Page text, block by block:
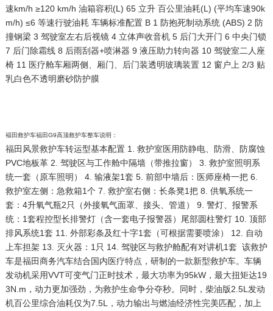
速km/h ≥120 km/h 油箱容积(L) 65 立升 百公里油耗(L) (平均车速90k
m/h) ≤6 等速行驶油耗 车辆标准配置 B 1 防抱死制动系统 (ABS) 2 防
撞钢梁 3 驾驶室左右后视镜 4 立体声收音机 5 后门大开门 6 中央门锁
7 后门除霜线 8 后雨刮器+喷淋器 9 液压助力转向器 10 驾驶室二人座
椅 11 医疗舱车厢两侧、厢门、后门装透明玻璃装置 12 窗户上 2/3 贴
乳白色不透明磨砂防护膜
褔田救护车福田G9高顶救护车整车说明：
福田风景救护车转运型基本配置 1. 救护室医用防静电、防滑、防腐蚀
PVC地板革 2. 驾驶区与工作舱中隔墙（带推拉窗） 3. 救护室照明系
统一套（原车照明） 4. 输液架1套 5. 前部中墙后：医师座椅一把 6.
救护室左侧：急救箱1个 7. 救护室右侧：长条凳1把 8. 供氧系统一
套：4升氧气瓶2只（外接氧气面罩、接头、管道） 9. 警灯、报警系
统：1套程控型长排警灯（含一套电子报警器）尾部圆柱警灯 10. 顶部
排风系统1套 11. 外部彩条及红十字1套（可根据需要喷涂） 12. 自动
上车担架 13. 灭火器：1只 14. 驾驶区与救护舱配有对讲机1套 该救护
车是福田商务汽车结合国内医疗特点，研制的一款新型救护车。车辆
发动机采用VVT可变气门正时技术，最大功率为95kW，最大扭矩达19
3N.m，动力更加强劲，为救护生命争分夺秒。同时，柴油版2.5L发动
机百公里综合油耗仅为7.5L，动力输出与燃油经济性完美匹配，加上